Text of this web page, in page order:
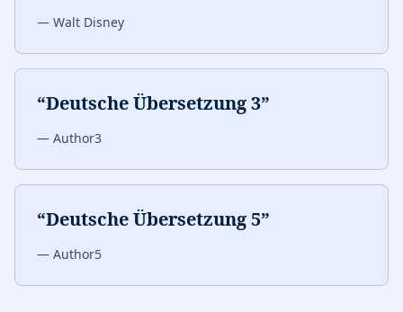
— Walt Disney
“Deutsche Übersetzung 3”
— Author3
“Deutsche Übersetzung 5”
— Author5